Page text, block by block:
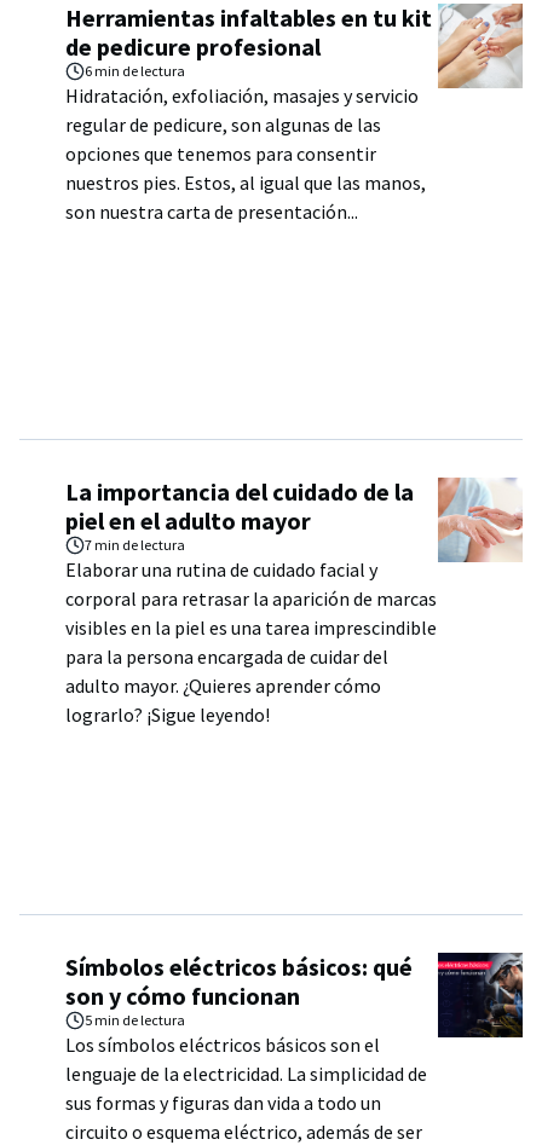
Herramientas infaltables en tu kit
de pedicure profesional
6 min de lectura
Hidratación, exfoliación, masajes y servicio
regular de pedicure, son algunas de las
opciones que tenemos para consentir
nuestros pies. Estos, al igual que las manos,
son nuestra carta de presentación...
La importancia del cuidado de la
piel en el adulto mayor
7 min de lectura
Elaborar una rutina de cuidado facial y
corporal para retrasar la aparición de marcas
visibles en la piel es una tarea imprescindible
para la persona encargada de cuidar del
adulto mayor. ¿Quieres aprender cómo
lograrlo? ¡Sigue leyendo!
Símbolos eléctricos básicos: qué
son y cómo funcionan
5 min de lectura
Los símbolos eléctricos básicos son el
lenguaje de la electricidad. La simplicidad de
sus formas y figuras dan vida a todo un
circuito o esquema eléctrico, además de ser